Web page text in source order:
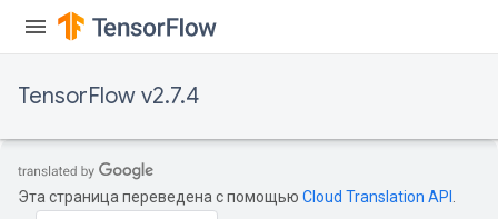
TensorFlow v2.7.4
Эта страница переведена с помощью Cloud Translation API